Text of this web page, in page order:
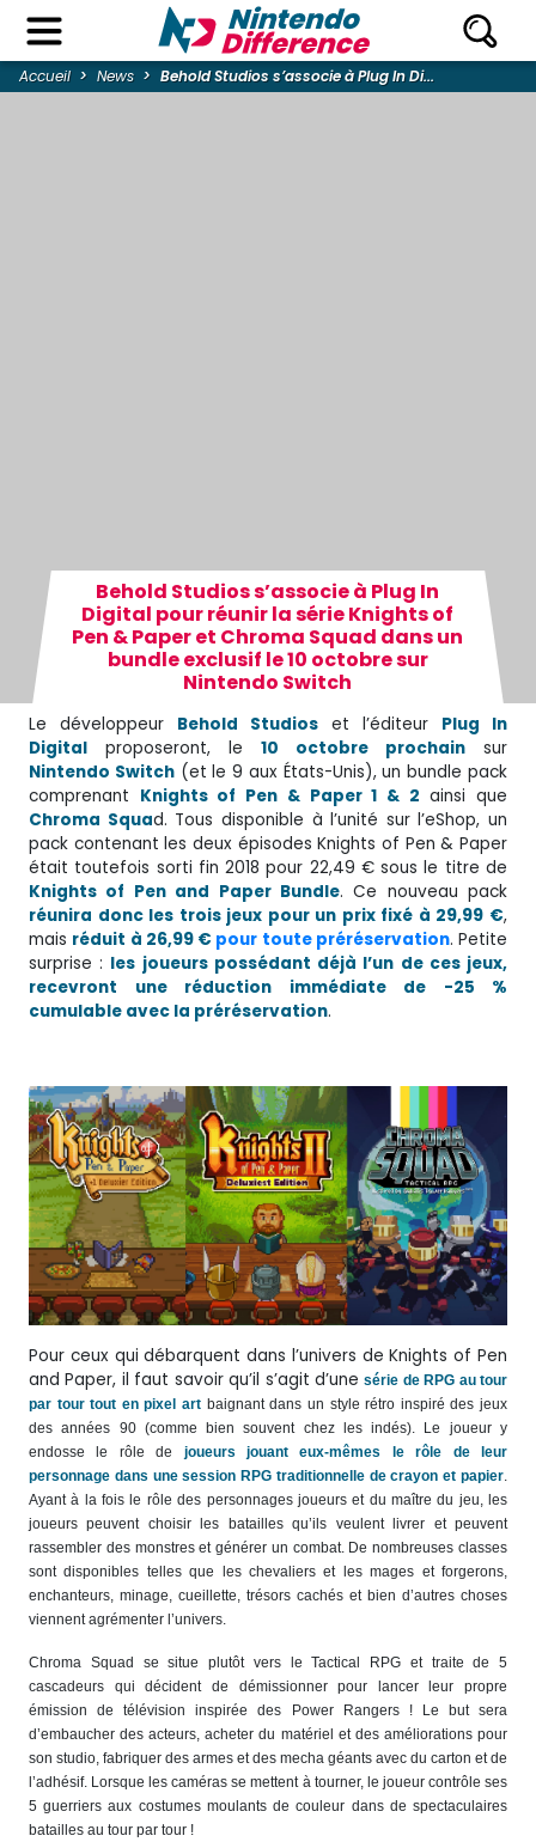
Accueil News Behold Studios s’associe à Plug In Di...
Behold Studios s’associe à Plug In
Digital pour réunir la série Knights of
Pen & Paper et Chroma Squad dans un
bundle exclusif le 10 octobre sur
Nintendo Switch
Le développeur Behold Studios et l’éditeur Plug In
Digital proposeront, le 10 octobre prochain sur
Nintendo Switch(et le 9 aux États-Unis), un bundle pack
comprenant Knights of Pen & Paper 1 & 2 ainsi que
Chroma Squad. Tous disponible à l’unité sur l’eShop, un
pack contenant les deux épisodes Knights of Pen & Paper
était toutefois sorti fin 2018 pour 22,49 € sous le titre de
Knights of Pen and Paper Bundle. Ce nouveau pack
réunira donc les trois jeux pour un prix fixé à 29,99 €,
mais réduit à 26,99 € pour toute préréservation. Petite
surprise : les joueurs possédant déjà l’un de ces jeux,
recevront une réduction immédiate de -25 %
cumulable avec la préréservation.
Pour ceux qui débarquent dans l’univers de Knights of Pen
and Paper, il faut savoir qu’il s’agit d’unesérie de RPG au tour
par tour tout en pixel art baignant dans un style rétro inspiré des jeux
des années 90 (comme bien souvent chez les indés). Le joueur y
endosse le rôle de joueurs jouant eux-mêmes le rôle de leur
personnage dans une session RPG traditionnelle de crayon et papier
Ayant à la fois le rôle des personnages joueurs et du maître du jeu, les
joueurs peuvent choisir les batailles qu’ils veulent livrer et peuvent
rassembler des monstres et générer un combat. De nombreuses classes
sont disponibles telles que les chevaliers et les mages et forgerons,
enchanteurs, minage, cueillette, trésors cachés et bien d’autres choses
viennent agrémenter l’univers.
Chroma Squad se situe plutôt vers le Tactical RPG et traite de 5
cascadeurs qui décident de démissionner pour lancer leur propre
émission de télévision inspirée des Power Rangers ! Le but sera
d’embaucher des acteurs, acheter du matériel et des améliorations pour
son studio, fabriquer des armes et des mecha géants avec du carton et de
l’adhésif. Lorsque les caméras se mettent à tourner, le joueur contrôle ses
5 guerriers aux costumes moulants de couleur dans de spectaculaires
batailles au tour par tour !